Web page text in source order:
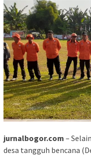
jurnalbogor.com –
desa tangguh bencana